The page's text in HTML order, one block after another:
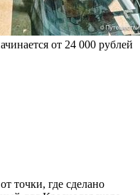
от 24 000 рублей
точки, где сделано